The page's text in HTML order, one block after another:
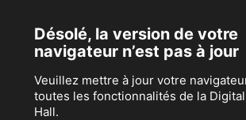
Désolé, la version de votre
navigateur n’est pas à jour
Veuillez mettre à jour votre
toutes les fonctionnalités de la
Hall.